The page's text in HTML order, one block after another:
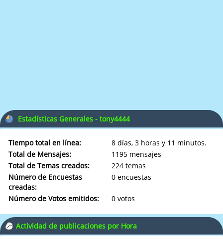
Estadísticas Generales - tony4444
Tiempo total en línea:
8 días, 3 horas y 11 minutos.
Total de Mensajes:
1195 mensajes
Total de Temas creados:
224 temas
Número de Encuestas
creadas:
0 encuestas
Número de Votos emitidos: 0 votos
Actividad de publicaciones por Hora